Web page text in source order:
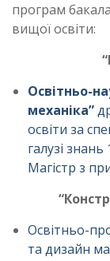
програм
вищої освіти:
Освітньо-
механіка”
освіти за
галузі знань
Магістр з
Освітньо-
та дизайн